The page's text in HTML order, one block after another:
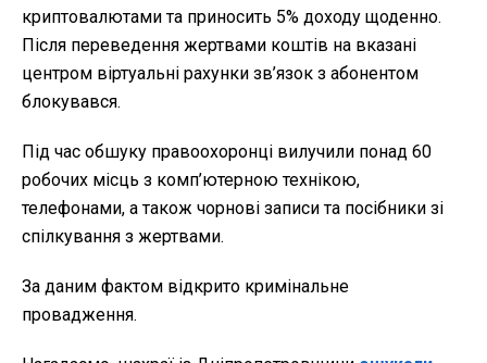
криптовалютами та приносить 5% доходу щоденно.
Після переведення жертвами коштів на вказані
центром віртуальні рахунки зв’язок з абонентом
блокувався.
Під час обшуку правоохоронці вилучили понад 60
робочих місць з комп’ютерною технікою,
телефонами, а також чорнові записи та посібники зі
спілкування з жертвами.
За даним фактом відкрито кримінальне
провадження.